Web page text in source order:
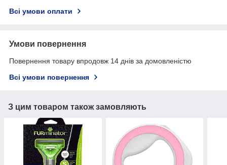
Всі умови оплати
Умови повернення
Повернення товару впродовж 14 днів за домовленістю
Всі умови повернення
З цим товаром також замовляють